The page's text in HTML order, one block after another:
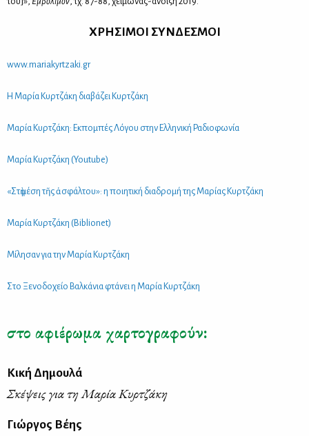
ΧΡΗ­ΣΙ­ΜΟΙ ΣΥΝ­ΔΕ­ΣΜΟΙ
www.​mar​iaky​rtza​ki.​gr
Η Μα­ρία Κυρ­τζά­κη δια­βά­ζει Κυρ­τζά­κη
Μα­ρία Κυρ­τζά­κη: Εκ­πο­μπές Λό­γου στην Ελ­λη­νι­κή Ρα­διο­φω­νία
Μα­ρία Κυρ­τζά­κη (Youtube)
«Στὴ μέ­ση τῆς ἀσφάλ­του»: η ποι­η­τι­κή δια­δρο­μή της Μα­ρί­ας Κυρ­τζά­κη
Μα­ρία Κυρ­τζά­κη (Biblionet)
Μί­λη­σαν για την Μα­ρία Κυρ­τζά­κη
Στο Ξε­νο­δο­χείο Βαλ­κά­νια φτά­νει η Μα­ρία Κυρ­τζά­κη
στο αφιέρωμα χαρτογραφούν:
Κική Δημουλά
Σκέψεις για τη Μαρία Κυρτζάκη
Γιώργος Βέης